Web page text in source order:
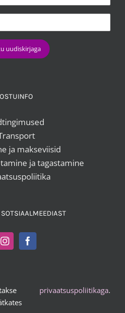
OSTUINFO
ja makseviisid
ja tagastamine
vesta@kangakoi.ee
privaatsuspoliitikaga.